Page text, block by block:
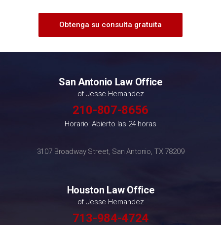
Obtenga su consulta gratuita
San Antonio Law Office
of Jesse Hernandez
210-807-8656
Horario: Abierto las 24 horas
3107 Broadway Street, San Antonio, TX 78209
Houston Law Office
of Jesse Hernandez
713-984-4724